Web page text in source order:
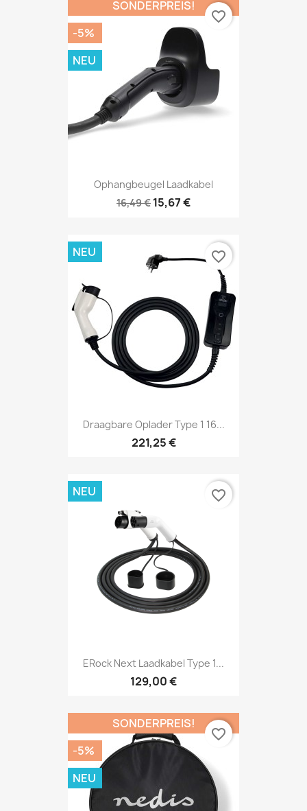
Ophangbeugel Laadkabel
16,49 € 15,67 €
SONDERPREIS!
-5%
NEU
favorite_border
Draagbare Oplader Type 1 16...
221,25 €
NEU favorite_border
ERock Next Laadkabel Type 1...
129,00 €
NEU favorite_border
SONDERPREIS!
-5%
NEU
favorite_border